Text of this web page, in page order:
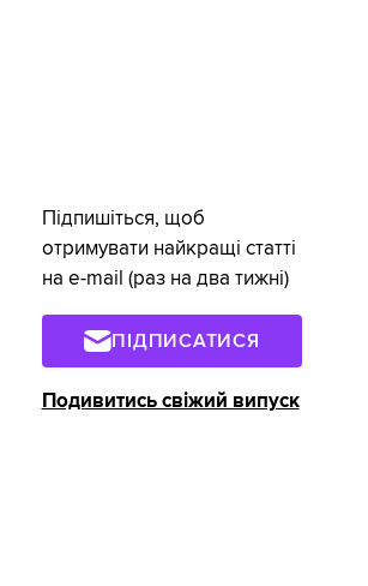
Підпишіться, щоб
отримувати найкращі статті
на e-mail (раз на два тижні)
ПІДПИСАТИСЯ
Подивитись свіжий випуск